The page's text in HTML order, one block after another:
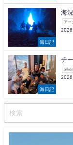
海日記
海
アー
海日記
チ